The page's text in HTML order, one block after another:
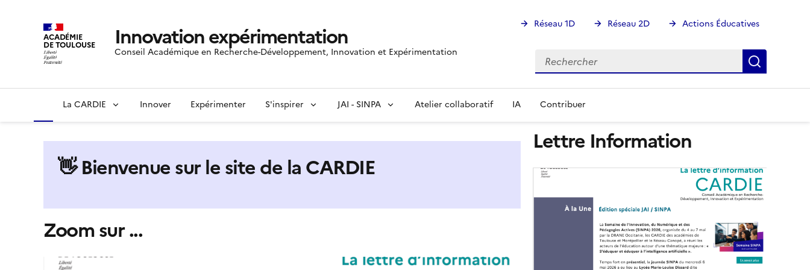
ACADÉMIE
DE TOULOUSE Innovation expérimentation
Conseil Académique en Recherche-Développement, Innovation et Expérimentation
Réseau 1D Réseau 2D Actions Éducatives
Rechercher
Rechercher
La CARDIE Innover Expérimenter S'inspirer JAI - SINPA Atelier collaboratif IA Contribuer
👋 Bienvenue sur le site de la CARDIE
Zoom sur ...
Lettre Information
Image
couverture